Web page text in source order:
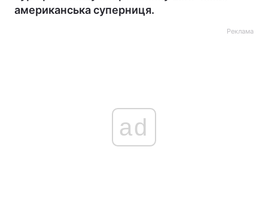
американська суперниця.
Реклама
ad